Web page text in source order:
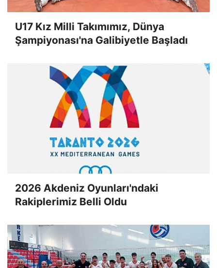
U17 Kız Milli Takımımız, Dünya
Şampiyonası'na Galibiyetle Başladı
2026 Akdeniz Oyunları'ndaki
Rakiplerimiz Belli Oldu